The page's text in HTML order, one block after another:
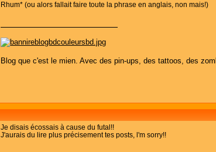
Rhum* (ou alors fallait faire toute la phrase en anglais, non mais!)
Blog que c'est le mien. Avec des pin-ups, des tattoos, des
Je disais écossais à cause du futal!!
J'aurais du lire plus précisement tes posts, l'm sorry!!